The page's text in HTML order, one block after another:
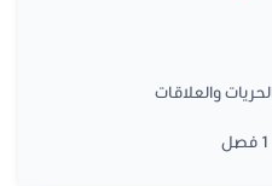
والعلاقات
1 فصل